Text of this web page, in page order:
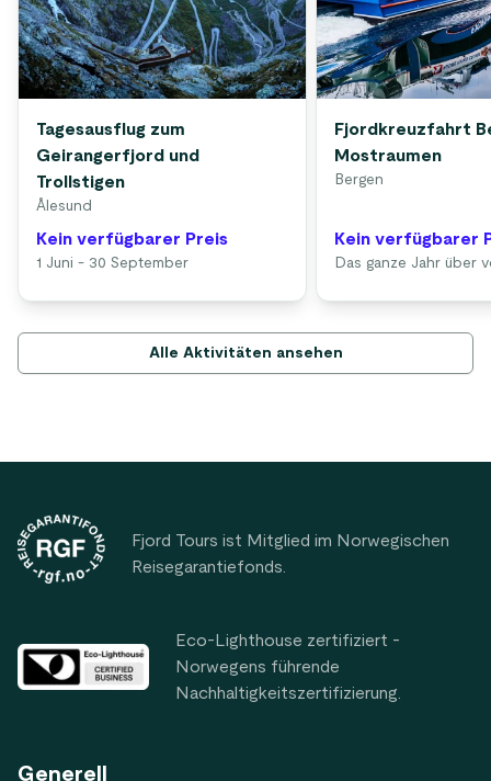
Tagesausflug zum
Geirangerfjord und
Trollstigen
Ålesund
Kein verfügbarer Preis
1 Juni - 30 September
Fjordkreuzfahrt
Mostraumen
Bergen
Kein verfügbarer
Das ganze Jahr über
Alle Aktivitäten ansehen
Fjord Tours ist Mitglied im Norwegischen
Reisegarantiefonds.
Eco-Lighthouse zertifiziert -
Norwegens führende
Nachhaltigkeitszertifizierung.
Generell